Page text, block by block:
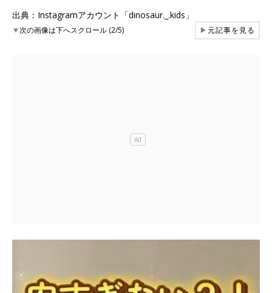
出典：Instagramアカウント「dinosaur._.kids」
▼次の画像は下へスクロール (2/5) ▶元記事を見る